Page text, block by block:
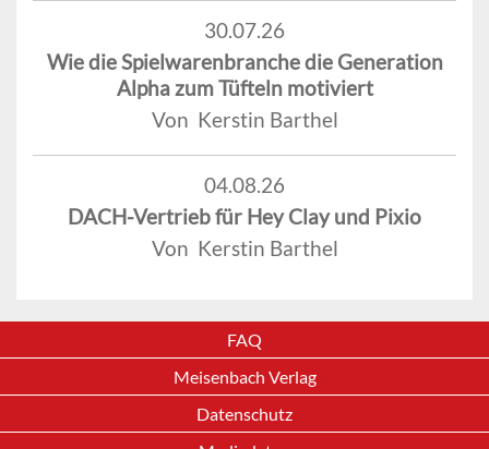
30.07.26
Wie die Spielwarenbranche die Generation
Alpha zum Tüfteln motiviert
Von Kerstin Barthel
04.08.26
DACH-Vertrieb für Hey Clay und Pixio
Von Kerstin Barthel
FAQ
Meisenbach Verlag
Datenschutz